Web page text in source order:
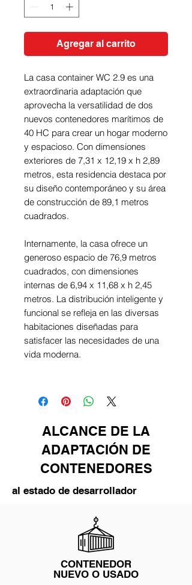
Agregar al carrito
La casa container WC 2.9 es una
extraordinaria adaptación que
aprovecha la versatilidad de dos
nuevos contenedores marítimos de
40 HC para crear un hogar moderno
y espacioso. Con dimensiones
exteriores de 7,31 x 12,19 x h 2,89
metros, esta residencia destaca por
su diseño contemporáneo y su área
de construcción de 89,1 metros
cuadrados.
Internamente, la casa ofrece un
generoso espacio de 76,9 metros
cuadrados, con dimensiones
internas de 6,94 x 11,68 x h 2,45
metros. La distribución inteligente y
funcional se refleja en las diversas
habitaciones diseñadas para
satisfacer las necesidades de una
vida moderna.
ALCANCE DE LA
ADAPTACIÓN DE
CONTENEDORES
al estado de desarrollador
CONTENEDOR
NUEVO O USADO